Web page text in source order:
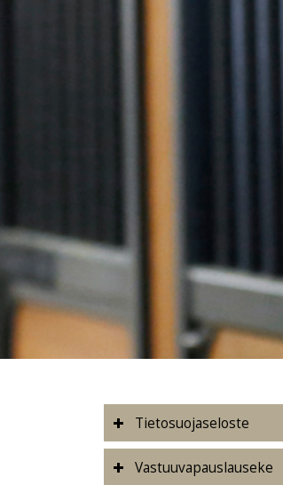
Tietosuojaseloste
Vastuuvapauslauseke